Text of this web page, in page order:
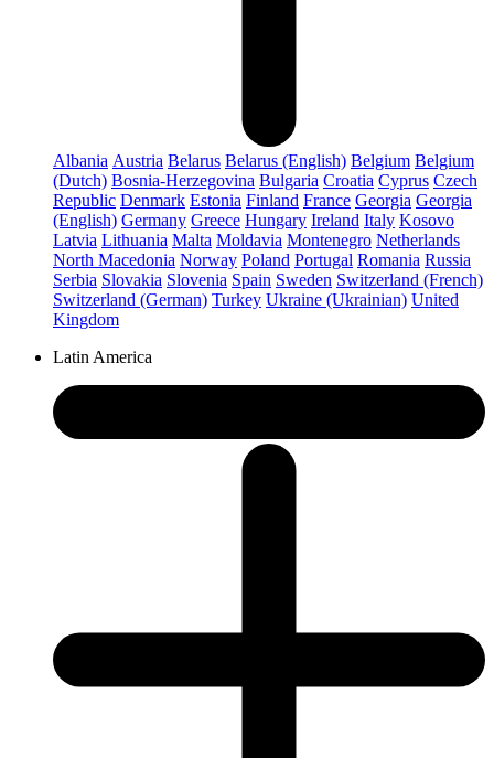
Albania Austria Belarus Belarus (English) Belgium Belgium
(Dutch) Bosnia-Herzegovina Bulgaria Croatia Cyprus Czech
Republic Denmark Estonia Finland France Georgia Georgia
(English) Germany Greece Hungary Ireland Italy Kosovo
Latvia Lithuania Malta Moldavia Montenegro Netherlands
North Macedonia Norway Poland Portugal Romania Russia
Serbia Slovakia Slovenia Spain Sweden Switzerland (French)
Switzerland (German) Turkey Ukraine (Ukrainian) United
Kingdom
Latin America